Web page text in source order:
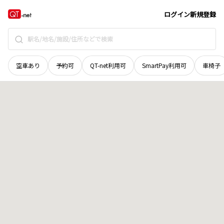
ログイン新規登録
空車あり 予約可 QT-net利用可 SmartPay利用可 車椅子
北海道